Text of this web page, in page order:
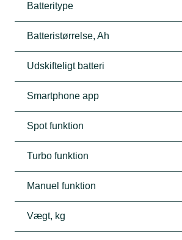
Batteritype
Batteristørrelse, Ah
Udskifteligt batteri
Smartphone app
Spot funktion
Turbo funktion
Manuel funktion
Vægt, kg